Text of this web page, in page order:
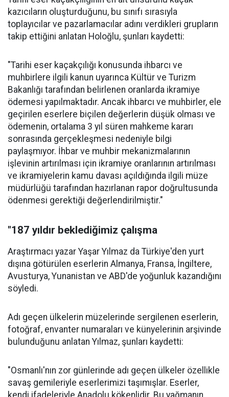
kazıcıların oluşturduğunu, bu sınıfı sırasıyla
toplayıcılar ve pazarlamacılar adını verdikleri grupların
takip ettiğini anlatan Holoğlu, şunları kaydetti:
"Tarihi eser kaçakçılığı konusunda ihbarcı ve
muhbirlere ilgili kanun uyarınca Kültür ve Turizm
Bakanlığı tarafından belirlenen oranlarda ikramiye
ödemesi yapılmaktadır. Ancak ihbarcı ve muhbirler, ele
geçirilen eserlere biçilen değerlerin düşük olması ve
ödemenin, ortalama 3 yıl süren mahkeme kararı
sonrasında gerçekleşmesi nedeniyle bilgi
paylaşmıyor. İhbar ve muhbir mekanizmalarının
işlevinin artırılması için ikramiye oranlarının artırılması
ve ikramiyelerin kamu davası açıldığında ilgili müze
müdürlüğü tarafından hazırlanan rapor doğrultusunda
ödenmesi gerektiği değerlendirilmiştir."
"187 yıldır beklediğimiz çalışma
Araştırmacı yazar Yaşar Yılmaz da Türkiye'den yurt
dışına götürülen eserlerin Almanya, Fransa, İngiltere,
Avusturya, Yunanistan ve ABD'de yoğunluk kazandığını
söyledi.
Adı geçen ülkelerin müzelerinde sergilenen eserlerin,
fotoğraf, envanter numaraları ve künyelerinin arşivinde
bulunduğunu anlatan Yılmaz, şunları kaydetti:
"Osmanlı'nın zor günlerinde adı geçen ülkeler özellikle
savaş gemileriyle eserlerimizi taşımışlar. Eserler,
kendi ifadeleriyle Anadolu kökenlidir. Bu yağmanın